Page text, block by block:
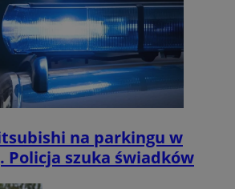
na parkingu w
Policja szuka świadków